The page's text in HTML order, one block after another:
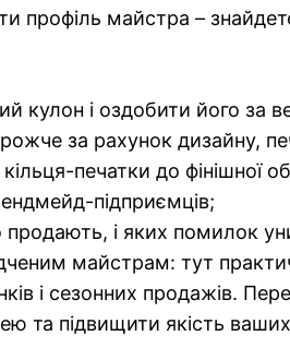
профіль майстра –
кулон і оздобити його за
за рахунок дизайну,
печатки до фінішної
підприємців;
і яких помилок
майстрам: тут
і сезонних продажів.
та підвищити якість